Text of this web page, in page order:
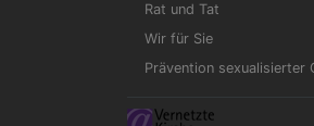
Rat und Tat
Wir für Sie
Prävention sexualisierter